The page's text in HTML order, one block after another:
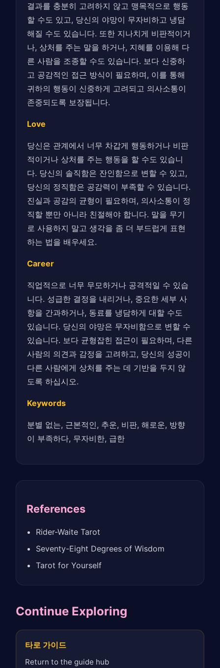
결과를 충분히 고려하지 않고 맹목적으로 행동
할 수도 있고, 당신의 야망이 무자비하고 냉담
해질 수도 있습니다. 또한 지나치게 비판적이거
나, 상처를 주는 말을 하거나, 지혜를 이용해 다
른 사람을 조종할 수도 있습니다. 보다 신중하
고 공감적인 접근 방식이 필요하며, 이를 통해
귀하의 행동이 신중하게 고려되고 의사소통이
존중되도록 보장됩니다.
Love
당신은 관계에서 너무 차갑게 행동하거나 비판
적이거나 상처를 주는 행동을 할 수도 있습니
다. 당신의 솔직함은 잔인함으로 변할 수 있고,
당신의 정직함은 공감력이 부족할 수 있습니다.
진실과 공감의 균형이 필요하며, 의사소통이 정
직할 뿐만 아니라 친절해야 합니다. 말을 무기
로 사용하지 말고 생각을 좀 더 부드럽게 표현
하는 법을 배우세요.
Career
직업적으로 너무 무모하거나 공격적일 수 있습
니다. 성급한 결정을 내리거나, 중요한 세부 사
항을 간과하거나, 동료를 냉담하게 대할 수도
있습니다. 당신의 야망은 무자비함으로 변할 수
있습니다. 보다 균형잡힌 접근이 필요하며, 다른
사람의 의견과 감정을 고려하고, 당신의 성공이
다른 사람에게 상처를 주는 데 기반을 두지 않
도록 하십시오.
Keywords
분별 없는, 근본적인, 추운, 비판, 해로운, 방향
이 부족하다, 무자비한, 급한
References
Rider-Waite Tarot
Seventy-Eight Degrees of Wisdom
Tarot for Yourself
Continue Exploring
타로 가이드
Return to the guide hub